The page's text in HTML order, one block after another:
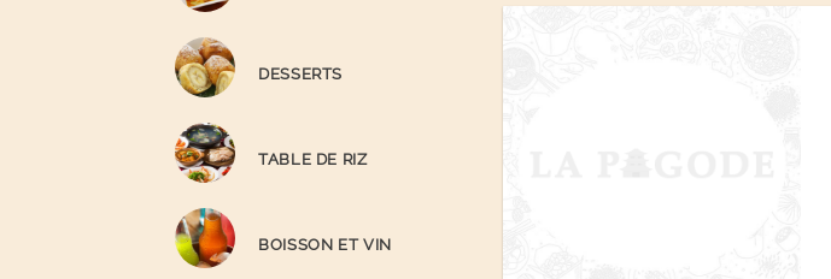
DESSERTS
TABLE DE RIZ
BOISSON ET VIN